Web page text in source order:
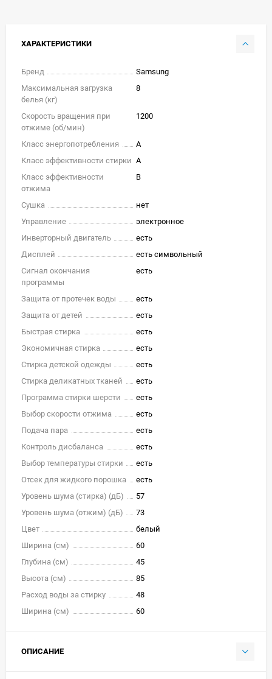
ХАРАКТЕРИСТИКИ
Бренд
Samsung
Максимальная загрузка
белья (кг)
8
Скорость вращения при
отжиме (об/мин)
1200
Класс энергопотребления
A
Класс эффективности стирки A
Класс эффективности
отжима
B
Сушка
нет
Управление
электронное
Инверторный двигатель
есть
Дисплей
есть символьный
Сигнал окончания
программы
есть
Защита от протечек воды
есть
Защита от детей
есть
Быстрая стирка
есть
Экономичная стирка
есть
Стирка детской одежды
есть
Стирка деликатных тканей
есть
Программа стирки шерсти
есть
Выбор скорости отжима
есть
Подача пара
есть
Контроль дисбаланса
есть
Выбор температуры стирки
есть
Отсек для жидкого порошка
есть
Уровень шума (стирка) (дБ)
57
Уровень шума (отжим) (дБ)
73
Цвет
белый
Ширина (см)
60
Глубина (см)
45
Высота (см)
85
Расход воды за стирку
48
Ширина (см)
60
ОПИСАНИЕ